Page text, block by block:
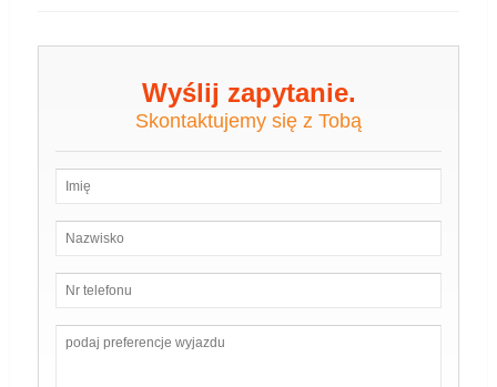
Wyślij zapytanie.
Skontaktujemy się z Tobą